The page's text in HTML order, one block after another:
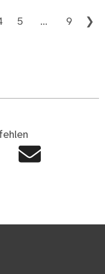
5 … 9 ❯